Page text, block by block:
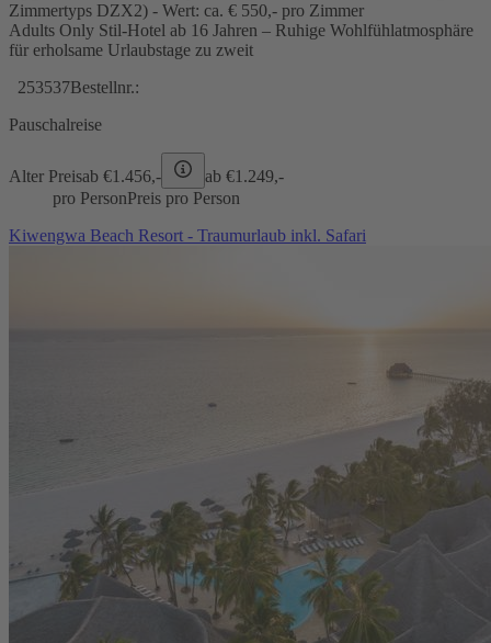
Zimmertyps DZX2) - Wert: ca. € 550,- pro Zimmer
Adults Only Stil-Hotel ab 16 Jahren – Ruhige Wohlfühlatmosphäre
für erholsame Urlaubstage zu zweit
253537Bestellnr.:
Pauschalreise
Alter Preisab €1.456,- ab €1.249,-
pro PersonPreis pro Person
Kiwengwa Beach Resort - Traumurlaub inkl. Safari